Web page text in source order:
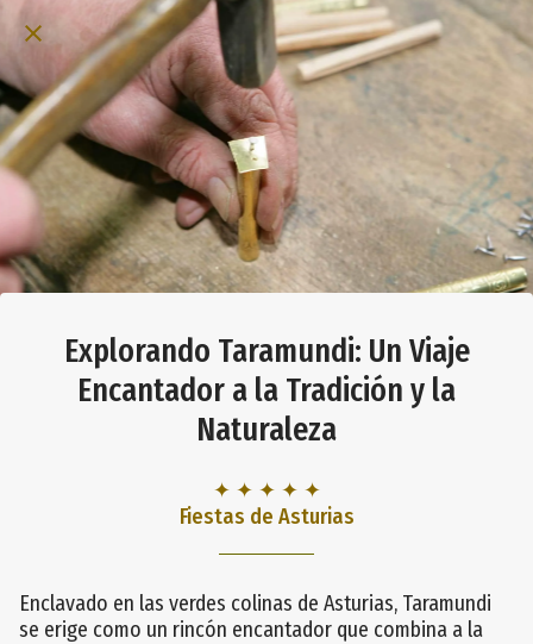
Explorando Taramundi: Un Viaje
Encantador a la Tradición y la
Naturaleza
✦ ✦ ✦ ✦ ✦
Fiestas de Asturias
Enclavado en las verdes colinas de Asturias, Taramundi
se erige como un rincón encantador que combina a la